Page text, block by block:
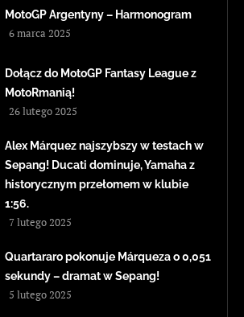
MotoGP Argentyny – Harmonogram
6 marca 2025
Dołącz do MotoGP Fantasy League z
MotoRmanią!
26 lutego 2025
Alex Márquez najszybszy w testach w
Sepang! Ducati dominuje, Yamaha z
historycznym przełomem w klubie
1:56.
7 lutego 2025
Quartararo pokonuje Márqueza o 0,051
sekundy – dramat w Sepang!
5 lutego 2025